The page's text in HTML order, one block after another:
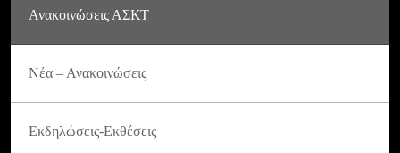
Ανακοινώσεις ΑΣΚΤ
Νέα – Ανακοινώσεις
Εκδηλώσεις-Εκθέσεις